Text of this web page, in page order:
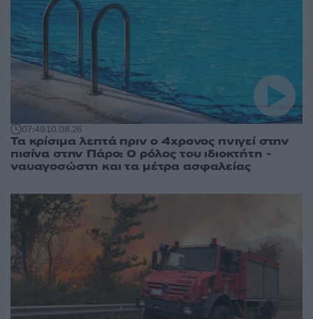
07:4910.08.26
Τα κρίσιμα λεπτά πριν ο 4χρονος πνιγεί στην
πισίνα στην Πάρο: Ο ρόλος του ιδιοκτήτη -
ναυαγοσώστη και τα μέτρα ασφαλείας